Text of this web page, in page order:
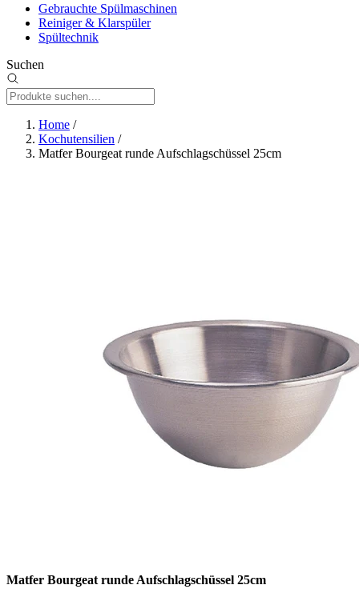
Gebrauchte Spülmaschinen
Reiniger & Klarspüler
Spültechnik
Suchen
Home /
Kochutensilien /
Matfer Bourgeat runde Aufschlagschüssel 25cm
Matfer Bourgeat runde Aufschlagschüssel 25cm